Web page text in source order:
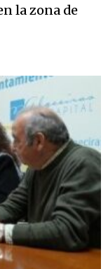
la zona de